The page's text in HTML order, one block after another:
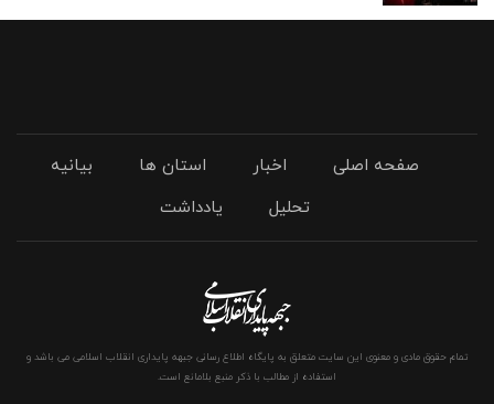
صفحه اصلی اخبار استان ها
بیانیه
تحلیل
یادداشت
تمام حقوق مادی و معنوی این سایت متعلق به پایگاه اطلاع رسانی جبهه پایداری انقلاب اسلامی می باشد و
استفاده از مطالب با ذکر منبع بلامانع است.